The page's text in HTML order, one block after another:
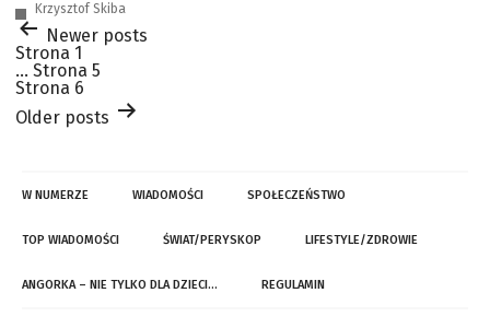
Krzysztof Skiba
Stronicowanie
wpisów
Newer posts
Strona 1
… Strona 5
Strona 6
Older posts
W NUMERZE WIADOMOŚCI SPOŁECZEŃSTWO
TOP WIADOMOŚCI ŚWIAT/PERYSKOP LIFESTYLE/ZDROWIE
ANGORKA – NIE TYLKO DLA DZIECI… REGULAMIN